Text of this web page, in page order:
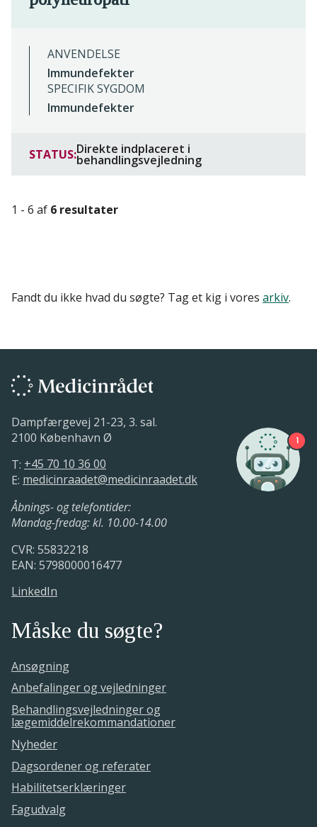
ANVENDELSE
Immundefekter
SPECIFIK SYGDOM
Immundefekter
STATUS:Direkte indplaceret i
behandlingsvejledning
1 - 6 af 6 resultater
Fandt du ikke hvad du søgte? Tag et kig i vores arkiv.
Dampfærgevej 21-23, 3. sal.
2100 København Ø
T: +45 70 10 36 00
E: medicinraadet@medicinraadet.dk
Åbnings- og telefontider:
Mandag-fredag: kl. 10.00-14.00
CVR: 55832218
EAN: 5798000016477
LinkedIn
Måske du søgte?
Ansøgning
Anbefalinger og vejledninger
Behandlingsvejledninger og
lægemiddelrekommandationer
Nyheder
Dagsordener og referater
Habilitetserklæringer
Fagudvalg
1